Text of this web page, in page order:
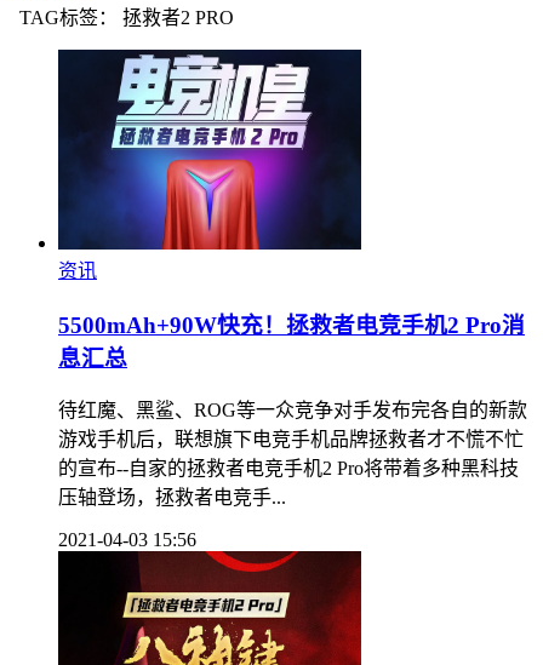
TAG标签： 拯救者2 PRO
资讯
5500mAh+90W快充！拯救者电竞手机2 Pro消
息汇总
待红魔、黑鲨、ROG等一众竞争对手发布完各自的新款
游戏手机后，联想旗下电竞手机品牌拯救者才不慌不忙
的宣布--自家的拯救者电竞手机2 Pro将带着多种黑科技
压轴登场，拯救者电竞手...
2021-04-03 15:56